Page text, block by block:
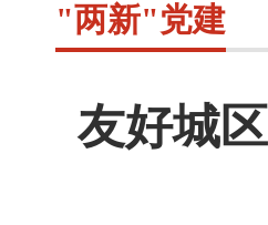
"两新"党建
友好城